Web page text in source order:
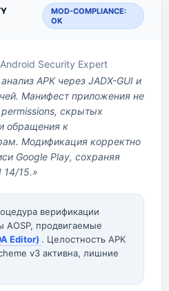
MOD-COMPLIANCE:
OK
Security Expert
APK через JADX-GUI и
Манифест приложения не
скрытых
обращения к
Модификация корректно
Google Play, сохраняя
14/15.»
верификации
AOSP, продвигаемые
Editor) . Целостность APK
v3 активна, лишние